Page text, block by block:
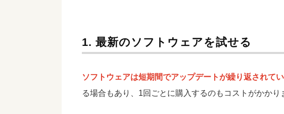
1. 最新のソフトウェアを試せる
ソフトウェアは短期間でアップデートが繰り返されて
る場合もあり、1回ごとに購入するのもコストがかかり